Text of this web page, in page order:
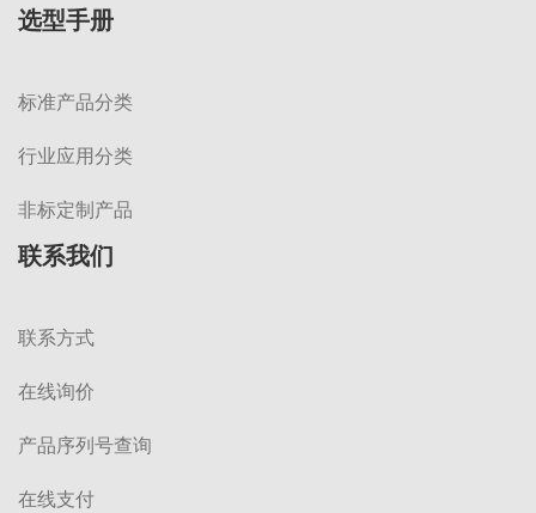
选型手册
标准产品分类
行业应用分类
非标定制产品
联系我们
联系方式
在线询价
产品序列号查询
在线支付